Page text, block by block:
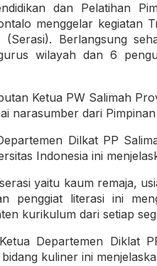
dan Pelatihan
menggelar kegiatan
(Serasi). Berlangsung
wilayah dan 6
Ketua PW Salimah
narasumber dari
Dilkat PP
Indonesia ini
yaitu kaum remaja,
penggiat literasi ini
kurikulum dari setiap
Departemen Diklat
kuliner ini